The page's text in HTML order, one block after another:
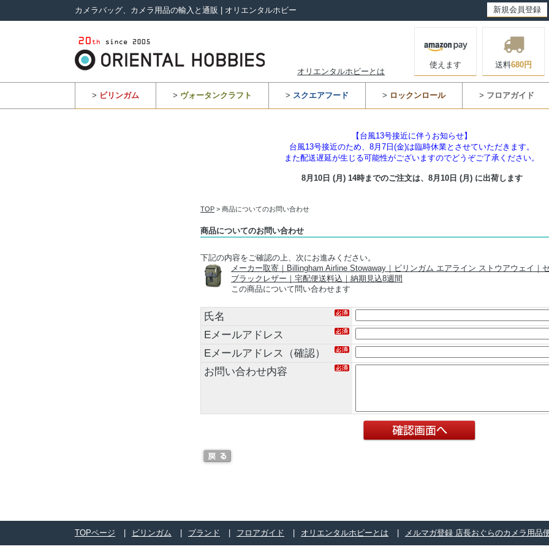
カメラバッグ、カメラ用品の輸入と通販 | オリエンタルホビー 新規会員登録
オリエンタルホビーとは
使えます 送料680円
> ビリンガム > ヴォータンクラフト > スクエアフード > ロックンロール > フロアガイド
【台風13号接近に伴うお知らせ】
台風13号接近のため、8月7日(金)は臨時休業とさせていただきます。
また配送遅延が生じる可能性がございますのでどうぞご了承ください。
8月10日 (月) 14時までのご注文は、 8月10日 (月) に出荷します
TOP > 商品についてのお問い合わせ
商品についてのお問い合わせ
下記の内容をご確認の上、次にお進みください。
メーカー取寄｜Billingham Airline Stowaway｜ビリンガム エアライン ストウアウェイ｜
ブラックレザー｜宅配便送料込｜納期見込8週間
この商品について問い合わせます
氏名
Eメールアドレス
Eメールアドレス（確認）
お問い合わせ内容
TOPページ ビリンガム ブランド フロアガイド オリエンタルホビーとは メルマガ登録 店長おぐらのカメラ用品